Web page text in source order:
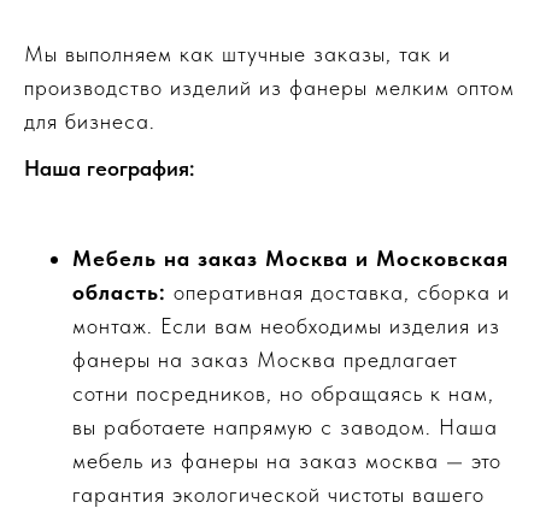
Мы выполняем как штучные заказы, так и
производство изделий из фанеры мелким оптом
для бизнеса.
Наша география:
Мебель на заказ Москва и Московская
область: оперативная доставка, сборка и
монтаж. Если вам необходимы изделия из
фанеры на заказ Москва предлагает
сотни посредников, но обращаясь к нам,
вы работаете напрямую с заводом. Наша
мебель из фанеры на заказ москва — это
гарантия экологической чистоты вашего